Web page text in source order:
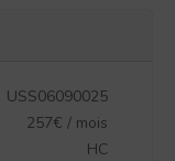
USS06090025
257€ / mois
HC